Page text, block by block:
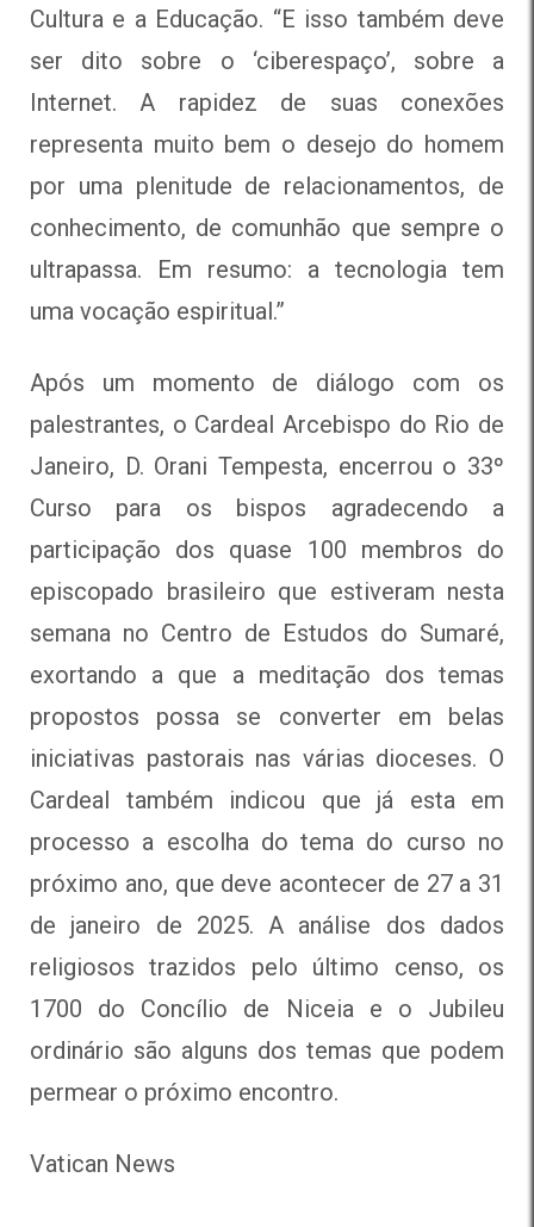
Cultura e a Educação. “E isso também deve
ser dito sobre o ‘ciberespaço’, sobre a
Internet. A rapidez de suas conexões
representa muito bem o desejo do homem
por uma plenitude de relacionamentos, de
conhecimento, de comunhão que sempre o
ultrapassa. Em resumo: a tecnologia tem
uma vocação espiritual.”
Após um momento de diálogo com os
palestrantes, o Cardeal Arcebispo do Rio de
Janeiro, D. Orani Tempesta, encerrou o 33º
Curso para os bispos agradecendo a
participação dos quase 100 membros do
episcopado brasileiro que estiveram nesta
semana no Centro de Estudos do Sumaré,
exortando a que a meditação dos temas
propostos possa se converter em belas
iniciativas pastorais nas várias dioceses. O
Cardeal também indicou que já esta em
processo a escolha do tema do curso no
próximo ano, que deve acontecer de 27 a 31
de janeiro de 2025. A análise dos dados
religiosos trazidos pelo último censo, os
1700 do Concílio de Niceia e o Jubileu
ordinário são alguns dos temas que podem
permear o próximo encontro.
Vatican News